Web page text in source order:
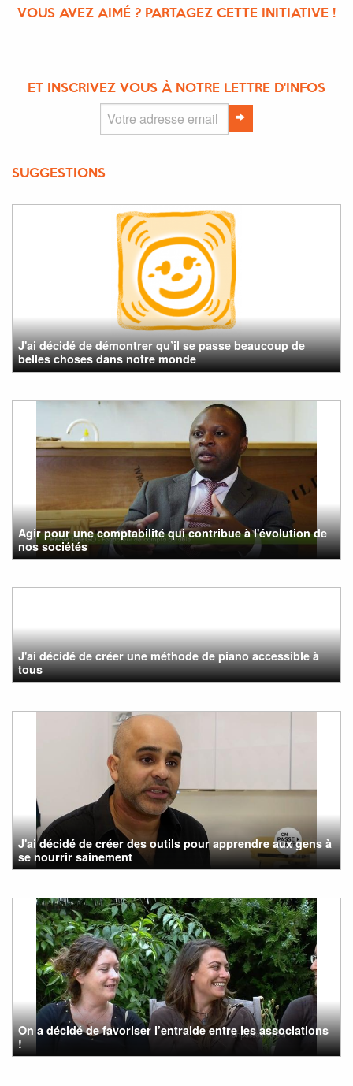
VOUS AVEZ AIMÉ ? PARTAGEZ CETTE INITIATIVE !
ET INSCRIVEZ VOUS À NOTRE LETTRE D'INFOS
SUGGESTIONS
J'ai décidé de démontrer qu’il se passe beaucoup de
belles choses dans notre monde
Agir pour une comptabilité qui contribue à l'évolution de
nos sociétés
J'ai décidé de créer une méthode de piano accessible à
tous
J'ai décidé de créer des outils pour apprendre aux gens à
se nourrir sainement
On a décidé de favoriser l’entraide entre les associations
!